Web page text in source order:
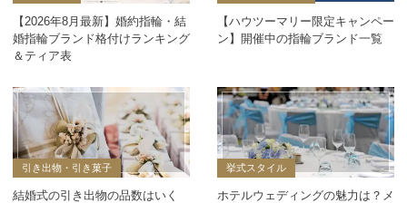
【2026年8月最新】婚約指輪・結
婚指輪ブランド格付けランキング
＆ティア表
【ハウツーマリー限定キャンペー
ン】開催中の指輪ブランド一覧
引き出物・引き菓子
結婚式の引き出物の品数はいく
挙式スタイル
ホテルウェディングの魅力は？メ